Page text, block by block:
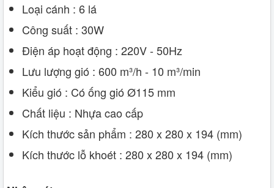
Loại cánh : 6 lá
Công suất : 30W
Điện áp hoạt động : 220V - 50Hz
Lưu lượng gió : 600 m³/h - 10 m³/min
Kiểu gió : Có ống gió Ø115 mm
Chất liệu : Nhựa cao cấp
Kích thước sản phẩm : 280 x 280 x 194 (mm)
Kích thước lỗ khoét : 280 x 280 x 194 (mm)